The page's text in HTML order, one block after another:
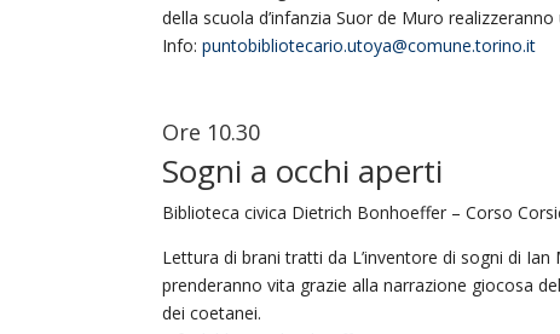
della scuola d’infanzia Suor de Muro
Info:puntobibliotecario.utoya@comune.torino.it
Ore 10.30
Sogni a occhi aperti
Biblioteca civica Dietrich Bonhoeffer – Corso
Lettura di brani tratti da L’inventore di sogni di
prenderanno vita grazie alla narrazione giocosa
dei coetanei.